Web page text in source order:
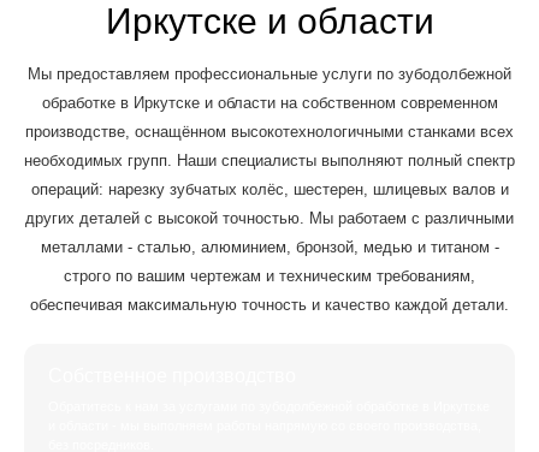
Иркутске и области
Мы предоставляем профессиональные услуги по зубодолбежной
обработке в Иркутске и области на собственном современном
производстве, оснащённом высокотехнологичными станками всех
необходимых групп. Наши специалисты выполняют полный спектр
операций: нарезку зубчатых колёс, шестерен, шлицевых валов и
других деталей с высокой точностью. Мы работаем с различными
металлами - сталью, алюминием, бронзой, медью и титаном -
строго по вашим чертежам и техническим требованиям,
обеспечивая максимальную точность и качество каждой детали.